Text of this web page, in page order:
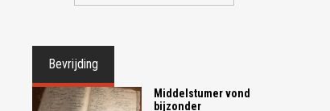
Bevrijding
Middelstumer vond
bijzonder